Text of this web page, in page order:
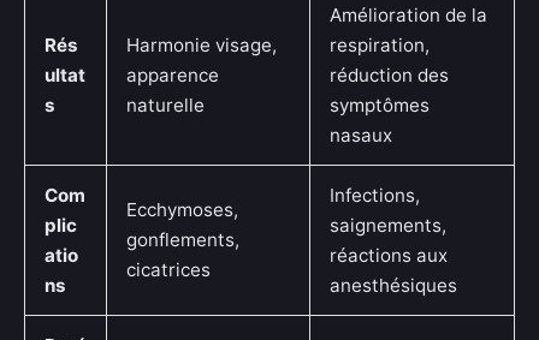
Rés
ultat
s
Harmonie visage,
apparence
naturelle
Amélioration de la
respiration,
réduction des
symptômes
nasaux
Com
plic
atio
ns
Ecchymoses,
gonflements,
cicatrices
Infections,
saignements,
réactions aux
anesthésiques